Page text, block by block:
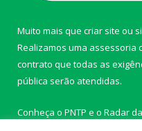
Muito mais que criar site ou
Realizamos uma assessoria
contrato que todas as
pública serão atendidas.
Conheça o PNTP e o Radar